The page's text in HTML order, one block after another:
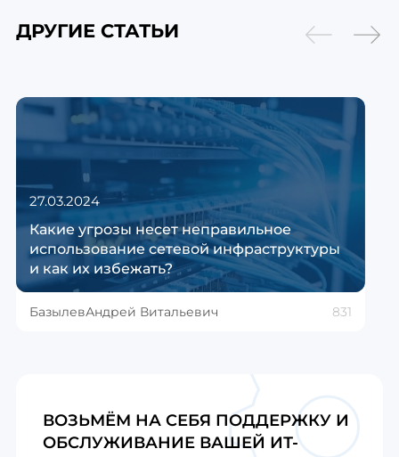
ДРУГИЕ СТАТЬИ
27.03.2024
Какие угрозы несет неправильное
использование сетевой инфраструктуры
и как их избежать?
БазылевАндрей Витальевич 831
ВОЗЬМЁМ НА СЕБЯ ПОДДЕРЖКУ И
ОБСЛУЖИВАНИЕ ВАШЕЙ ИТ-